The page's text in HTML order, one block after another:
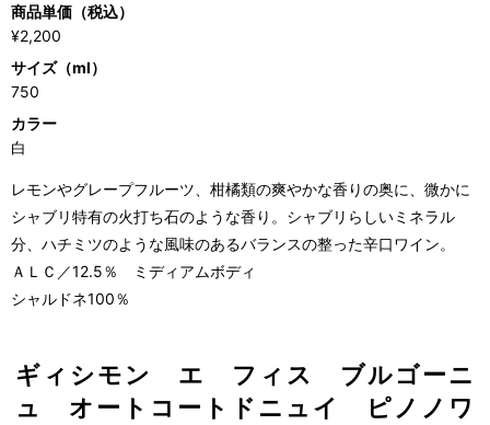
商品単価（税込）
¥2,200
サイズ（ml）
750
カラー
白
レモンやグレープフルーツ、柑橘類の爽やかな香りの奥に、微かに
シャブリ特有の火打ち石のような香り。シャブリらしいミネラル
分、ハチミツのような風味のあるバランスの整った辛口ワイン。
ＡＬＣ／12.5％ ミディアムボディ
シャルドネ100％
ギィシモン エ フィス ブルゴーニ
ュ オートコートドニュイ ピノノワ